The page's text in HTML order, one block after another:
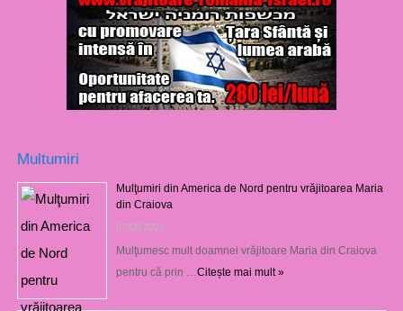
Multumiri
Mulţumiri din America de Nord pentru vrăjitoarea Maria
din Craiova
07/08/2026
Mulţumesc mult doamnei vrăjitoare Maria din Craiova
pentru că prin … Citește mai mult »